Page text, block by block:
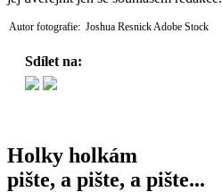
Autor fotografie: Joshua Resnick Adobe Stock
Sdílet na:
Holky holkám
pište, a pište, a pište...